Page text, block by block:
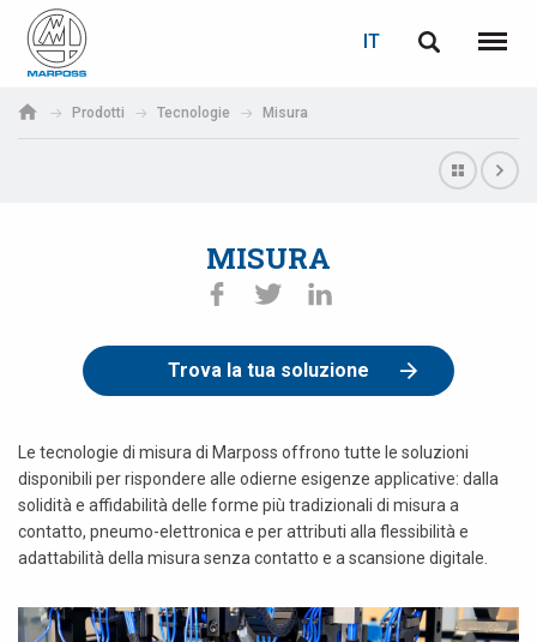
S.p.A.
IT
Menu
Prodotti Tecnologie Misura
MISURA
Trova la tua soluzione
Le tecnologie di misura di Marposs offrono tutte le soluzioni
disponibili per rispondere alle odierne esigenze applicative: dalla
solidità e affidabilità delle forme più tradizionali di misura a
contatto, pneumo-elettronica e per attributi alla flessibilità e
adattabilità della misura senza contatto e a scansione digitale.
Deutsch
Español
中文 (Chinese)
한국어 (Korean)
LOGIN
Se non sei ancora registrato, fallo ora: è gratis! Clicca qui!